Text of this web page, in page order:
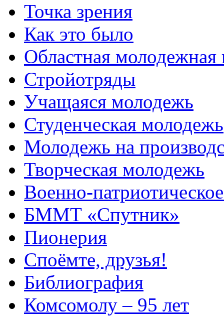
Точка зрения
Как это было
Областная молодежная
Стройотряды
Учащаяся молодежь
Студенческая молодежь
Молодежь на
Творческая молодежь
Военно-
БММТ «Спутник»
Пионерия
Споёмте, друзья!
Библиография
Комсомолу – 95 лет